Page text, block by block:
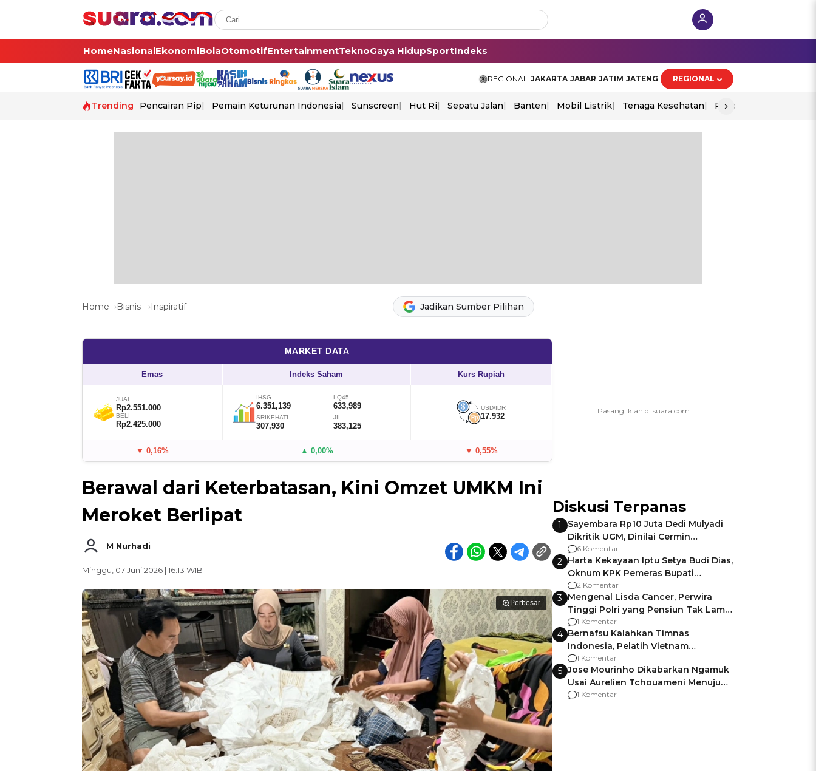
HomeNasionalEkonomiBolaOtomotifEntertainmentTeknoGaya HidupSportIndeks
REGIONAL: JAKARTA JABAR JATIM JATENG REGIONAL
Trending Pencairan Pip Pemain Keturunan Indonesia Sunscreen Hut Ri Sepatu Jalan Banten Mobil Listrik Tenaga Kesehatan Piala Aff 2026
›
Home Bisnis Inspiratif Jadikan Sumber Pilihan
MARKET DATA
Emas Indeks Saham Kurs Rupiah
JUAL
Rp2.551.000
BELI
Rp2.425.000
IHSG
6.351,139
LQ45
633,989
SRIKEHATI
307,930
JII
383,125
USD/IDR
17.932
▼ 0,16% ▲ 0,00% ▼ 0,55%
Berawal dari Keterbatasan, Kini Omzet UMKM Ini
Meroket Berlipat
M Nurhadi
Minggu, 07 Juni 2026 | 16:13 WIB
Perbesar
Diskusi Terpanas
1
Sayembara Rp10 Juta Dedi Mulyadi
Dikritik UGM, Dinilai Cermin
Gagalnya Negara Jamin Keamanan
6 Komentar
2 Harta Kekayaan Iptu Setya Budi Dias,
Oknum KPK Pemeras Bupati
Pemalang
2 Komentar
3 Mengenal Lisda Cancer, Perwira
Tinggi Polri yang Pensiun Tak Lama
Usai Jadi Brigjen
1 Komentar
4 Bernafsu Kalahkan Timnas
Indonesia, Pelatih Vietnam
Berencana Pakai Jimat di Pakansari
1 Komentar
5 Jose Mourinho Dikabarkan Ngamuk
Usai Aurelien Tchouameni Menuju
Manchester United
1 Komentar